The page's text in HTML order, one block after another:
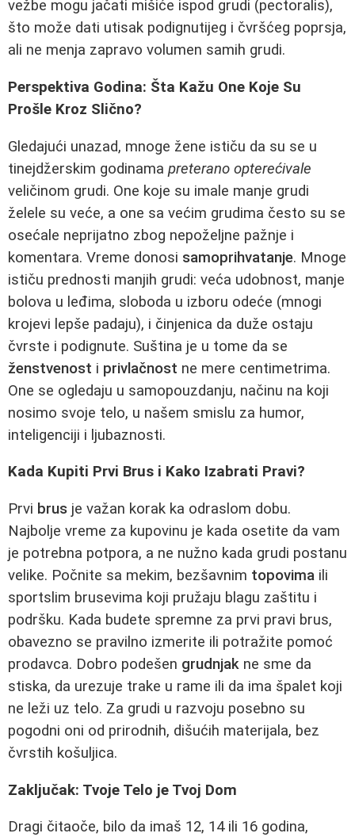
vežbe mogu jačati mišiće ispod grudi (pectoralis),
što može dati utisak podignutijeg i čvršćeg poprsja,
ali ne menja zapravo volumen samih grudi.
Perspektiva Godina: Šta Kažu One Koje Su
Prošle Kroz Slično?
Gledajući unazad, mnoge žene ističu da su se u
tinejdžerskim godinama preterano opterećivale
veličinom grudi. One koje su imale manje grudi
želele su veće, a one sa većim grudima često su se
osećale neprijatno zbog nepoželjne pažnje i
komentara. Vreme donosi samoprihvatanje. Mnoge
ističu prednosti manjih grudi: veća udobnost, manje
bolova u leđima, sloboda u izboru odeće (mnogi
krojevi lepše padaju), i činjenica da duže ostaju
čvrste i podignute. Suština je u tome da se
ženstvenost i privlačnost ne mere centimetrima.
One se ogledaju u samopouzdanju, načinu na koji
nosimo svoje telo, u našem smislu za humor,
inteligenciji i ljubaznosti.
Kada Kupiti Prvi Brus i Kako Izabrati Pravi?
Prvi brus je važan korak ka odraslom dobu.
Najbolje vreme za kupovinu je kada osetite da vam
je potrebna potpora, a ne nužno kada grudi postanu
velike. Počnite sa mekim, bezšavnim topovima ili
sportslim brusevima koji pružaju blagu zaštitu i
podršku. Kada budete spremne za prvi pravi brus,
obavezno se pravilno izmerite ili potražite pomoć
prodavca. Dobro podešen grudnjak ne sme da
stiska, da urezuje trake u rame ili da ima špalet koji
ne leži uz telo. Za grudi u razvoju posebno su
pogodni oni od prirodnih, dišućih materijala, bez
čvrstih košuljica.
Zaključak: Tvoje Telo je Tvoj Dom
Dragi čitaoče, bilo da imaš 12, 14 ili 16 godina,